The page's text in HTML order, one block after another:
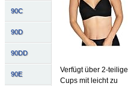
90C
90D
90DD
90E
Verfügt über 2-teilige
Cups mit leicht zu